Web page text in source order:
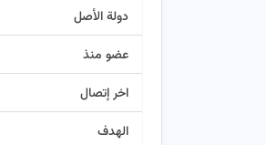
دولة الأصل
عضو منذ
اخر إتصال
الهدف